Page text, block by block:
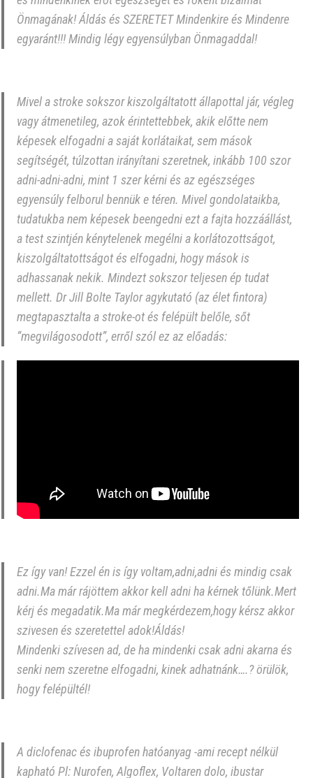
Önmagának! Áldás és SZERETET Mindenkire és Mindenre
egyaránt!!! Mindig légy egyensúlyban Önmagaddal!
Mivel a stroke sokszor kiszolgáltatott állapottal jár, végleg
vagy átmenetileg, azok érintettebbek, akik előtte nem
képesek elfogadni a saját korlátaikat, sem mások
segítségét, túlzottan irányítani szeretnek, inkább 100 szor
adni-adni-adni, mint 1 szer kérni és az egészséges
egyensúly felborul bennük e téren. Mivel gondolataikba,
tudatukba nem képesek beengedni ezt a fajta hozzáállást,
a test szintjén kénytelenek megélni a korlátozottságot,
kiszolgáltatottságot és elfogadni, hogy mások is
adhassanak nekik. Mindezt sokszor teljesen ép tudat
mellett. Dr Jill Bolte Taylor agykutató (az élet fintora)
megtapasztalta a stroke-ot és felépült belőle, sőt
“megvilágosodott”, erről szól ez az előadás:
Ez így van! Ezzel én is így voltam,adni,adni és mindig csak
adni.Ma már rájöttem akkor kell adni ha kérnek tőlünk.Mert
kérj és megadatik.Ma már megkérdezem,hogy kérsz akkor
szivesen és szeretettel adok!Áldás!
Mindenki szívesen ad, de ha mindenki csak adni akarna és
senki nem szeretne elfogadni, kinek adhatnánk….? örülök,
hogy felépültél!
A diclofenac és ibuprofen hatóanyag -ami recept nélkül
kapható Pl: Nurofen, Algoflex, Voltaren dolo, ibustar